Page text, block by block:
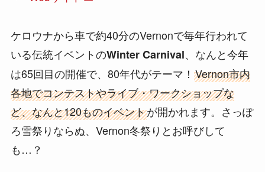
ケロウナから車で約40分のVernonで毎年行われて
いる伝統イベントのWinter Carnival、なんと今年
は65回目の開催で、80年代がテーマ！ Vernon市内
各地でコンテストやライブ・ワークショップな
ど、なんと120ものイベントが開かれます。さっぽ
ろ雪祭りならぬ、Vernon冬祭りとお呼びして
も…？